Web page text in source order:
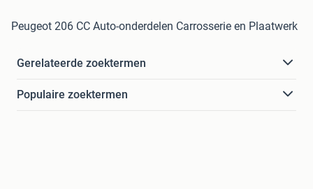
Peugeot 206 CC Auto-onderdelen Carrosserie en Plaatwerk
Gerelateerde zoektermen
Populaire zoektermen